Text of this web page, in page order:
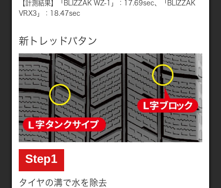
【計測結果】「BLIZZAK WZ-1」：17.69sec、「BLIZZAK
VRX3」：18.47sec
新トレッドパタン
Step1
タイヤの溝で水を除去